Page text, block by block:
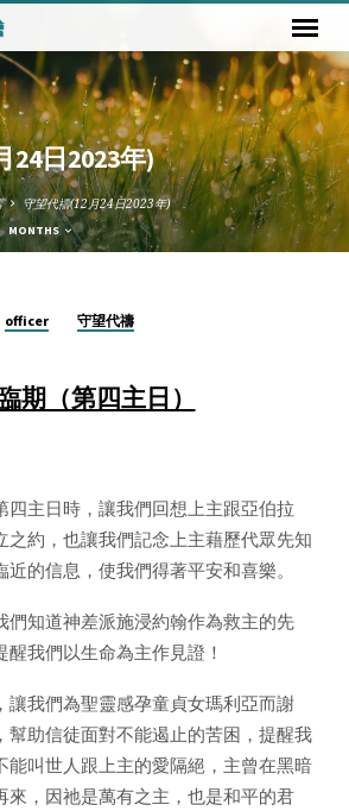
24日2023年)
守望代禱(12月24日2023年)
MONTHS
officer 守望代禱
期（第四主日）
四主日時，讓我們回想上主跟亞伯拉
之約，也讓我們記念上主藉歷代眾先知
的信息，使我們得著平安和喜樂。
們知道神差派施浸約翰作為救主的先
我們以生命為主作見證！
讓我們為聖靈感孕童貞女瑪利亞而謝
幫助信徒面對不能遏止的苦困，提醒我
能叫世人跟上主的愛隔絕，主曾在黑暗
來，因祂是萬有之主，也是和平的君